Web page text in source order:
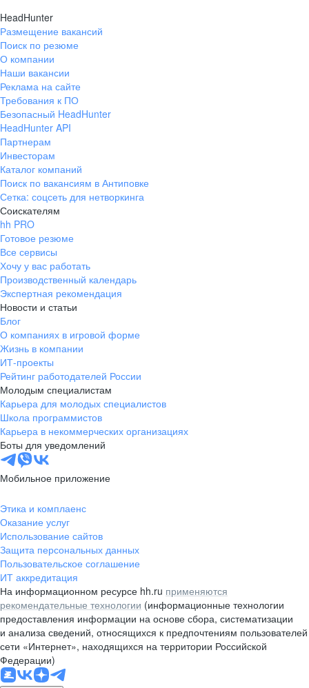
HeadHunter
Размещение вакансий
Поиск по резюме
О компании
Наши вакансии
Реклама на сайте
Требования к ПО
Безопасный HeadHunter
HeadHunter API
Партнерам
Инвесторам
Каталог компаний
Поиск по вакансиям в Антиповке
Сетка: соцсеть для нетворкинга
Соискателям
hh PRO
Готовое резюме
Все сервисы
Хочу у вас работать
Производственный календарь
Экспертная рекомендация
Новости и статьи
Блог
О компаниях в игровой форме
Жизнь в компании
ИТ-проекты
Рейтинг работодателей России
Молодым специалистам
Карьера для молодых специалистов
Школа программистов
Карьера в некоммерческих организациях
Боты для уведомлений
Мобильное приложение
Этика и комплаенс
Оказание услуг
Использование сайтов
Защита персональных данных
Пользовательское соглашение
ИТ аккредитация
На информационном ресурсе hh.ru применяются
рекомендательные технологии (информационные технологии
предоставления информации на основе сбора, систематизации
и анализа сведений, относящихся к предпочтениям пользователей
сети «Интернет», находящихся на территории Российской
Федерации)